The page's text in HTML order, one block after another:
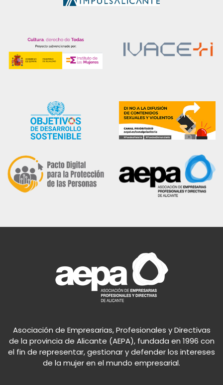
Asociación de Empresarias, Profesionales y Directivas
de la provincia de Alicante (AEPA), fundada en 1996 con
el fin de representar, gestionar y defender los intereses
de la mujer en el mundo empresarial.